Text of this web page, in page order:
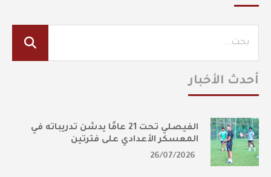
أحدث الأخبار
الفيصلي تحت 21 عامًا يدشن تدريباته في
المعسكر الأعدادي على فترتين
26/07/2026